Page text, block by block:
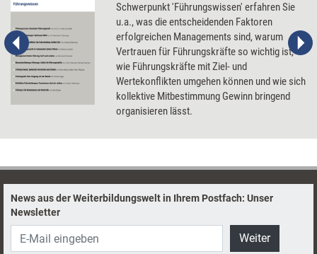
Schwerpunkt 'Führungswissen' erfahren Sie
u.a., was die entscheidenden Faktoren
erfolgreichen Managements sind, warum
Vertrauen für Führungskräfte so wichtig ist,
wie Führungskräfte mit Ziel- und
Wertekonflikten umgehen können und wie sich
kollektive Mitbestimmung Gewinn bringend
organisieren lässt.
News aus der Weiterbildungswelt in Ihrem Postfach: Unser
Newsletter
Weiter